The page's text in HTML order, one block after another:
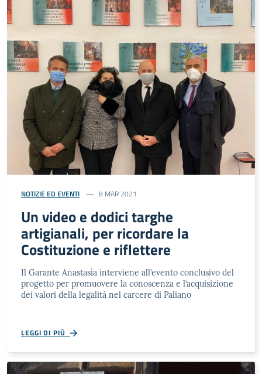
NOTIZIE ED EVENTI 8 MAR 2021
Un video e dodici targhe
artigianali, per ricordare la
Costituzione e riflettere
Il Garante Anastasìa interviene all’evento conclusivo del
progetto per promuovere la conoscenza e l’acquisizione
dei valori della legalità nel carcere di Paliano
LEGGI DI PIÙ